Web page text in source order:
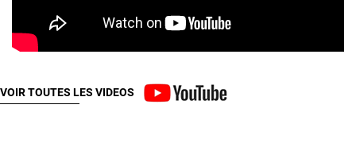
VOIR TOUTES LES VIDEOS